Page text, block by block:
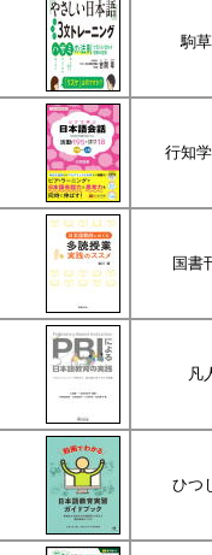
駒
行知
国書
凡
ひつ